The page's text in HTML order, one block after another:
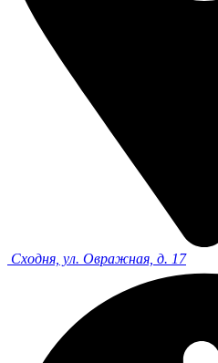
Сходня, ул. Овражная, д. 17